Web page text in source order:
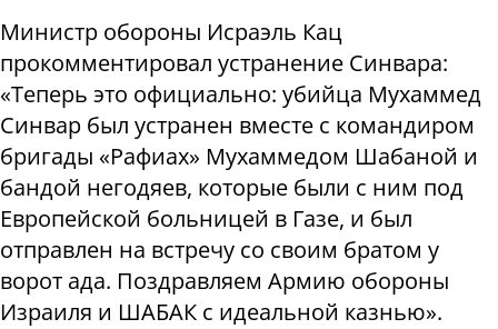
Министр обороны Исраэль Кац
прокомментировал устранение Синвара:
«Теперь это официально: убийца Мухаммед
Синвар был устранен вместе с командиром
бригады «Рафиах» Мухаммедом Шабаной и
бандой негодяев, которые были с ним под
Европейской больницей в Газе, и был
отправлен на встречу со своим братом у
ворот ада. Поздравляем Армию обороны
Израиля и ШАБАК с идеальной казнью».